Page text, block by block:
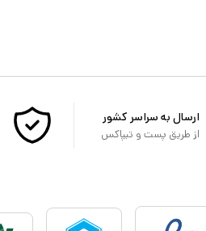
ارسال به سراسر کشور
از طریق پست و تیپاکس